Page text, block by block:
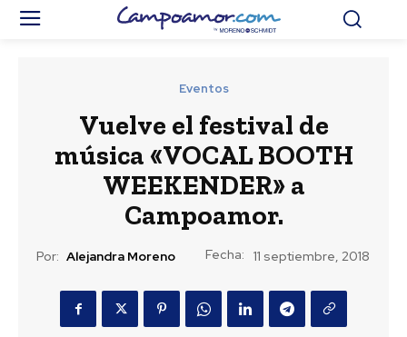
Eventos
Vuelve el festival de
música «VOCAL BOOTH
WEEKENDER» a
Campoamor.
Por: Alejandra Moreno Fecha: 11 septiembre, 2018